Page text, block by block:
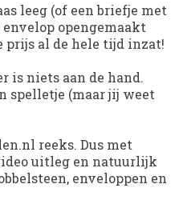
leeg (of een briefje met
opengemaakt
prijs al de hele tijd inzat!
is niets aan de hand.
spelletje (maar jij weet
reeks. Dus met
uitleg en natuurlijk
enveloppen en